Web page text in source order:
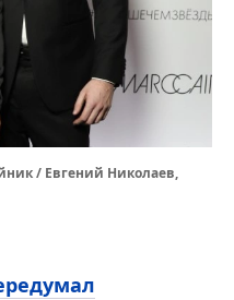
/ Евгений Николаев,